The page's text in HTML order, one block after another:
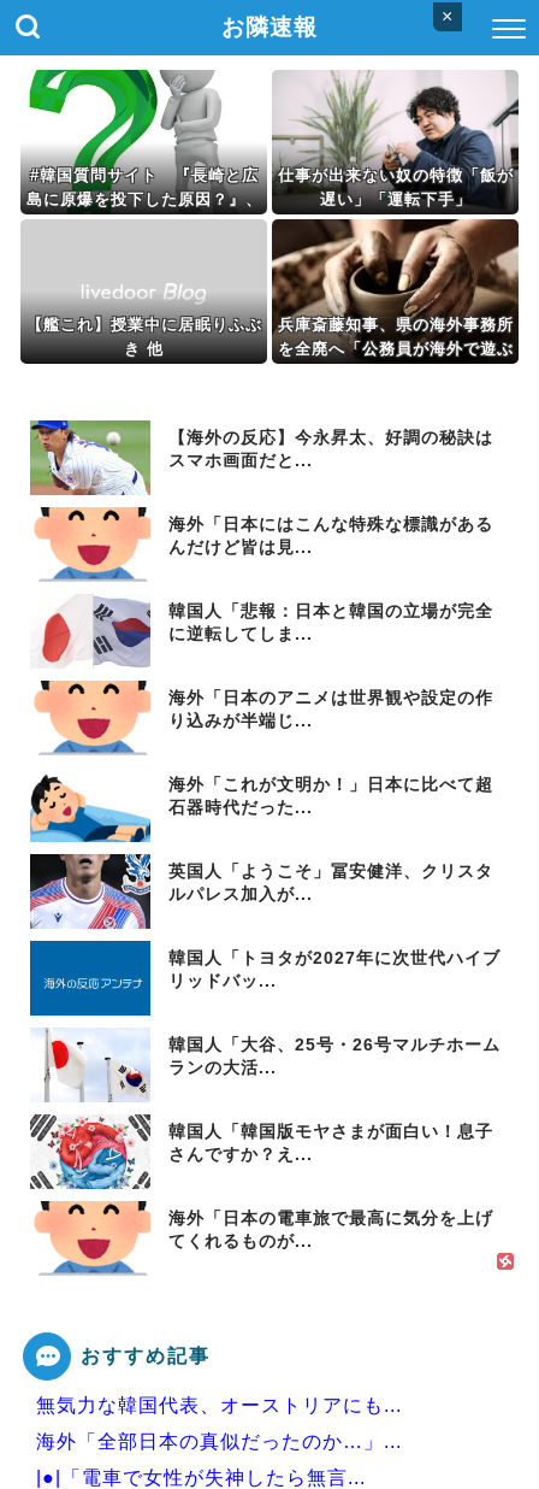
×
お隣速報
#韓国質問サイト 『長崎と広
島に原爆を投下した原因？』、
『天皇頃したら・・』
仕事が出来ない奴の特徴「飯が
遅い」「運転下手」
【艦これ】授業中に居眠りふぶ
き 他
兵庫斎藤知事、県の海外事務所
を全廃へ「公務員が海外で遊ぶ
【海外の反応】今永昇太、好調の秘訣は
スマホ画面だと...
海外「日本にはこんな特殊な標識がある
んだけど皆は見...
韓国人「悲報：日本と韓国の立場が完全
に逆転してしま...
海外「日本のアニメは世界観や設定の作
り込みが半端じ...
海外「これが文明か！」日本に比べて超
石器時代だった...
英国人「ようこそ」冨安健洋、クリスタ
ルパレス加入が...
韓国人「トヨタが2027年に次世代ハイブ
リッドバッ...
韓国人「大谷、25号・26号マルチホーム
ランの大活...
韓国人「韓国版モヤさまが面白い！息子
さんですか？え...
海外「日本の電車旅で最高に気分を上げ
てくれるものが...
おすすめ記事
無気力な韓国代表、オーストリアにも...
海外「全部日本の真似だったのか…」...
|●|「電車で女性が失神したら無言...